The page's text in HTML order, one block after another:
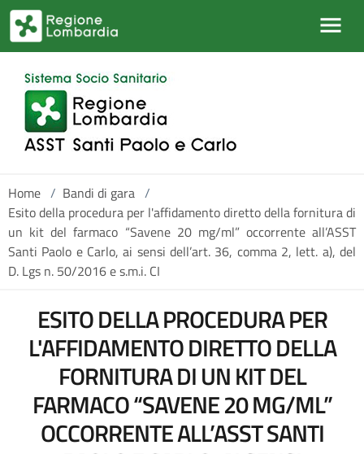
Salta al contenuto principale
Home / Bandi di gara /
Esito della procedura per l'affidamento diretto della fornitura di
un kit del farmaco “Savene 20 mg/ml” occorrente all’ASST
Santi Paolo e Carlo, ai sensi dell’art. 36, comma 2, lett. a), del
D. Lgs n. 50/2016 e s.m.i. CI
ESITO DELLA PROCEDURA PER
L'AFFIDAMENTO DIRETTO DELLA
FORNITURA DI UN KIT DEL
FARMACO “SAVENE 20 MG/ML”
OCCORRENTE ALL’ASST SANTI